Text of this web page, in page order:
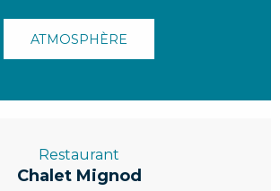
ATMOSPHÈRE
Restaurant
Chalet Mignod